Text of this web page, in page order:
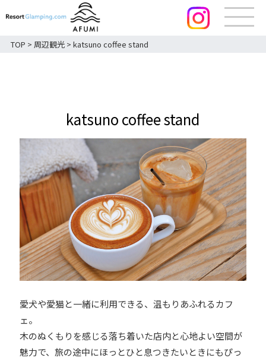
TOP >周辺観光 >katsuno coffee stand
katsuno coffee stand
愛犬や愛猫と一緒に利用できる、温もりあふれるカフ
ェ。
木のぬくもりを感じる落ち着いた店内と心地よい空間が
魅力で、旅の途中にほっとひと息つきたいときにもぴっ